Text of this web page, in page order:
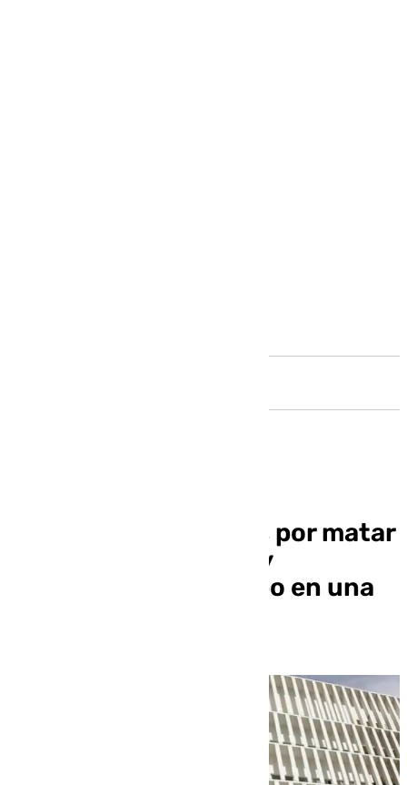
Condenado a 27 años por matar
a su madre adoptiva y
deshacerse del cuerpo en una